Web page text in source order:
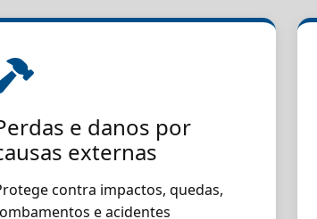
e danos por
externas
contra impactos, quedas,
e acidentes